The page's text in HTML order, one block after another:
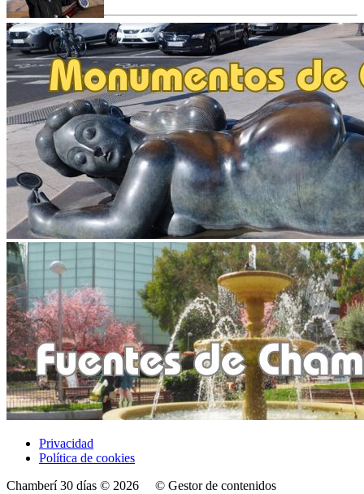
Privacidad
Política de cookies
Chamberí 30 días © 2026 © Gestor de contenidos